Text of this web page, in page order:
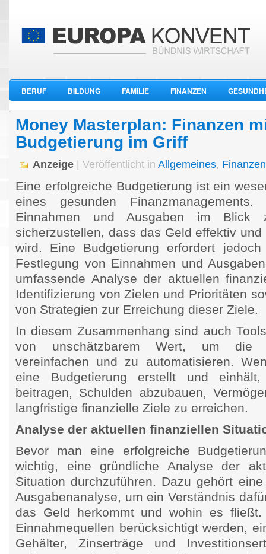
BERUF BILDUNG FAMILIE FINANZEN
WIRTSCHAFT
Money Masterplan: Finanzen
Budgetierung im Griff
Anzeige | Veröffentlicht in Allgemeines, Finanzen
Eine erfolgreiche Budgetierung ist ein
eines gesunden
Einnahmen und Ausgaben im Blick
sicherzustellen, dass das Geld effektiv
wird. Eine Budgetierung erfordert
Festlegung von Einnahmen und
umfassende Analyse der aktuellen
Identifizierung von Zielen und Prioritäten
von Strategien zur Erreichung dieser Ziele.
In diesem Zusammenhang sind auch
von unschätzbarem Wert, um die
vereinfachen und zu automatisieren.
eine Budgetierung erstellt und
beitragen, Schulden abzubauen,
langfristige finanzielle Ziele zu erreichen.
Analyse der aktuellen finanziellen
Bevor man eine erfolgreiche
wichtig, eine gründliche Analyse der
Situation durchzuführen. Dazu gehört
Ausgabenanalyse, um ein Verständnis
das Geld herkommt und wohin es
Einnahmequellen berücksichtigt werden,
Gehälter, Zinserträge und